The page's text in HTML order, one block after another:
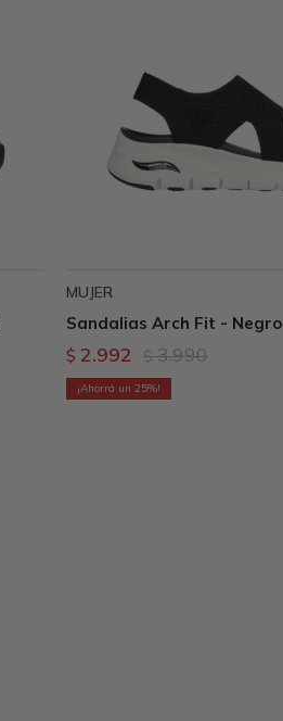
MUJER
Sandalias Arch Fit - Negro
$ 2.992 $ 3.990
25